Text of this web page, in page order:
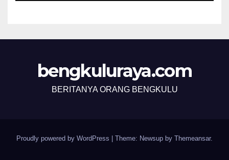
bengkuluraya.com
BERITANYA ORANG BENGKULU
Proudly powered by WordPress | Theme: Newsup by Themeansar.